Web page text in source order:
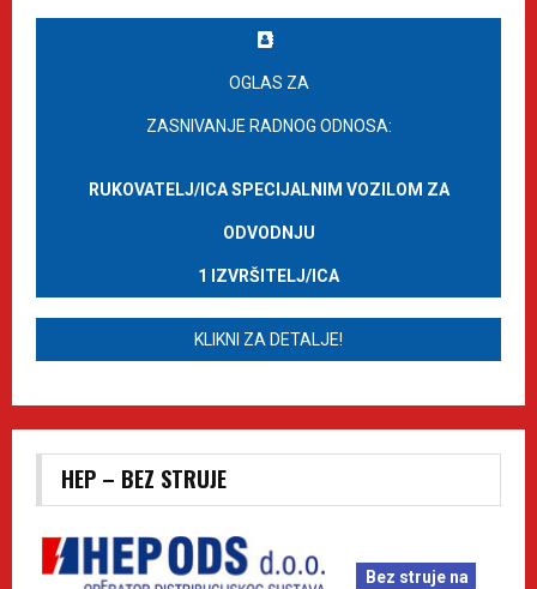
OGLAS ZA
ZASNIVANJE RADNOG ODNOSA:
RUKOVATELJ/ICA SPECIJALNIM VOZILOM ZA
ODVODNJU
1 IZVRŠITELJ/ICA
KLIKNI ZA DETALJE!
HEP – BEZ STRUJE
Bez struje na